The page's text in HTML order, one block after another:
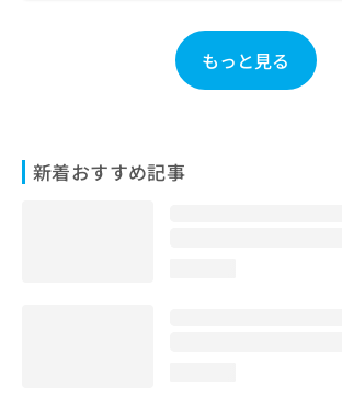
もっと見る
新着おすすめ記事
こ